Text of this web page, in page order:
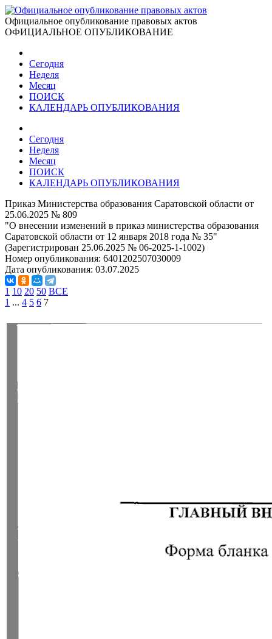
Официальное опубликование правовых актов
ОФИЦИАЛЬНОЕ ОПУБЛИКОВАНИЕ
Сегодня
Неделя
Месяц
ПОИСК
КАЛЕНДАРЬ ОПУБЛИКОВАНИЯ
Сегодня
Неделя
Месяц
ПОИСК
КАЛЕНДАРЬ ОПУБЛИКОВАНИЯ
Приказ Министерства образования Саратовской области от
25.06.2025 № 809
"О внесении изменений в приказ министерства образования
Саратовской области от 12 января 2018 года № 35"
(Зарегистрирован 25.06.2025 № 06-2025-1-1002)
Номер опубликования: 6401202507030009
Дата опубликования: 03.07.2025
1 10 20 50 ВСЕ
1 ... 4 5 6 7